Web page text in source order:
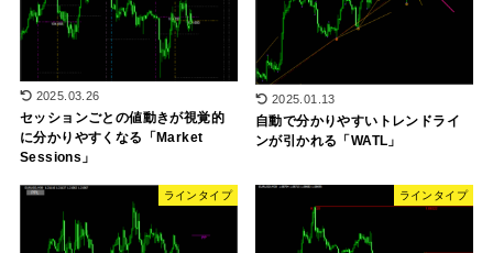
2025.03.26
セッションごとの値動きが視覚的
に分かりやすくなる「Market
Sessions」
2025.01.13
自動で分かりやすいトレンドライ
ンが引かれる「WATL」
ラインタイプ ラインタイプ